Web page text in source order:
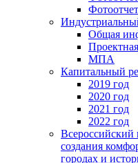
Общая
МПА
Капитальный
2019 год
2020 год
2021 год
2022 год
Всероссийский
создания
городах и